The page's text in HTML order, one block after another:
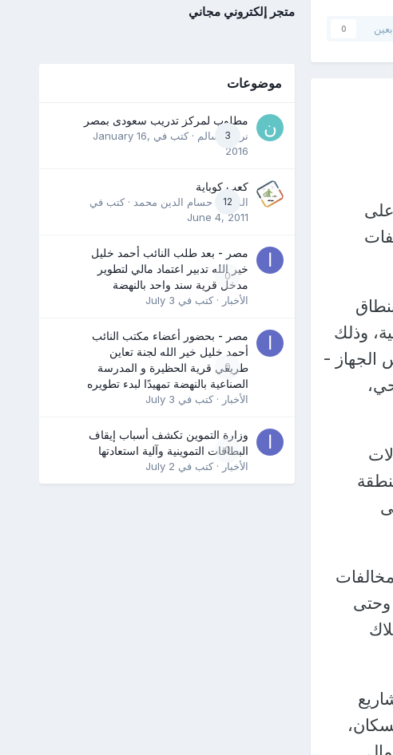
0
على
وذلك
الجهاز -
إشغالات
وحتى
متجر إلكتروني مجاني
موضوعات
3
مطلوب لمركز تدريب سعودى بمصر
نرمين سالم · كتب في January 16,
2016
12
كعب كوباية
المدرب حسام الدين محمد · كتب في
June 4, 2011
0
مصر - بعد طلب النائب أحمد خليل
خير الله تدبير اعتماد مالي لتطوير
مدخل قرية سند واحد بالنهضة
الأخبار · كتب في July 3
0
مصر - بحضور أعضاء مكتب النائب
أحمد خليل خير الله لجنة تعاين
طريقي قرية الحظيرة و المدرسة
الصناعية بالنهضة تمهيدًا لبدء تطويره
الأخبار · كتب في July 3
0
وزارة التموين تكشف أسباب إيقاف
البطاقات التموينية وآلية استعادتها
الأخبار · كتب في July 2